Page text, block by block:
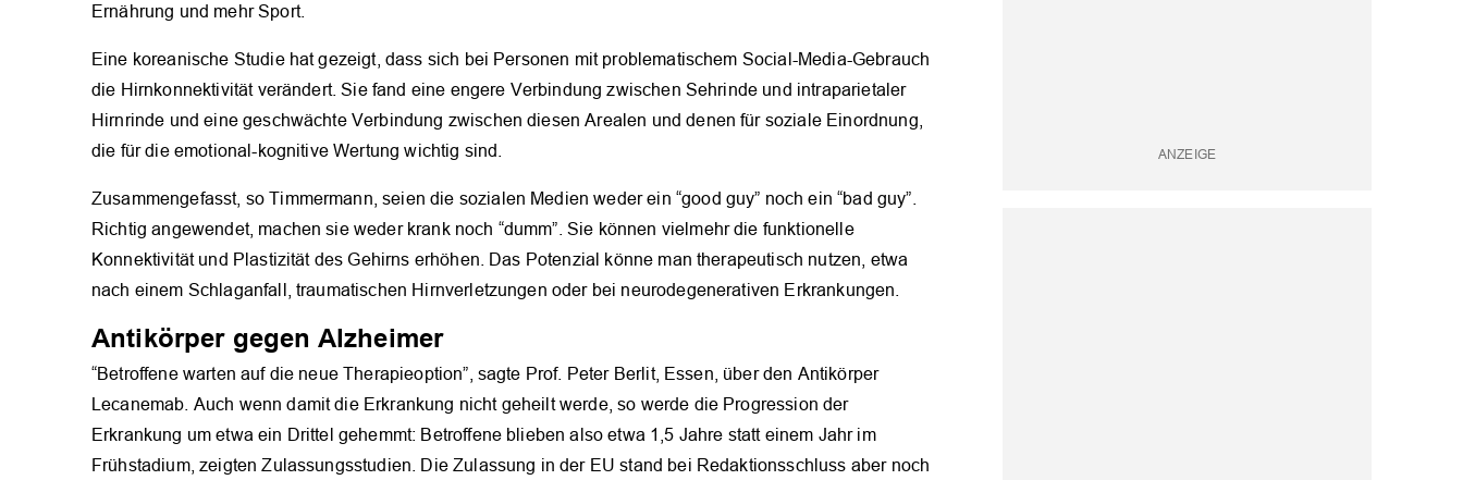
OK
Ernährung und mehr Sport.
Eine koreanische Studie hat gezeigt, dass sich bei Personen mit problematischem Social-Media-Gebrauch
die Hirnkonnektivität verändert. Sie fand eine engere Verbindung zwischen Sehrinde und intraparietaler
Hirnrinde und eine geschwächte Verbindung zwischen diesen Arealen und denen für soziale Einordnung,
die für die emotional-kognitive Wertung wichtig sind.
Zusammengefasst, so Timmermann, seien die sozialen Medien weder ein “good guy” noch ein “bad guy”.
Richtig angewendet, machen sie weder krank noch “dumm”. Sie können vielmehr die funktionelle
Konnektivität und Plastizität des Gehirns erhöhen. Das Potenzial könne man therapeutisch nutzen, etwa
nach einem Schlaganfall, traumatischen Hirnverletzungen oder bei neurodegenerativen Erkrankungen.
Antikörper gegen Alzheimer
“Betroffene warten auf die neue Therapieoption”, sagte Prof. Peter Berlit, Essen, über den Antikörper
Lecanemab. Auch wenn damit die Erkrankung nicht geheilt werde, so werde die Progression der
Erkrankung um etwa ein Drittel gehemmt: Betroffene blieben also etwa 1,5 Jahre statt einem Jahr im
Frühstadium, zeigten Zulassungsstudien. Die Zulassung in der EU stand bei Redaktionsschluss aber noch